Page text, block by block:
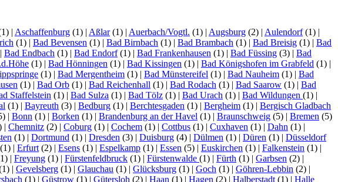
| Aschaffenburg (1) | Aßlar(1) | Auerbach/Vogtl. (1) | Augsburg (2) | Aulendorf(1) |
(1) | Bad Bevensen (1) | Bad Birnbach (1) | Bad Brambach (1) | Bad Breisig (1) | Bad
| Bad Endbach (1) | Bad Endorf(1) | Bad Frankenhausen (1) | Bad Füssing (3) | Bad
(1) | Bad Hönningen (1) | Bad Kissingen (1) | Bad Königshofen im Grabfeld (1) |
(1) | Bad Mergentheim (1) | Bad Münstereifel (1) | Bad Nauheim (1) | Bad
(1) | Bad Orb (1) | Bad Reichenhall (1) | Bad Rodach (1) | Bad Saarow (1) | Bad
Staffelstein (1) | Bad Sulza (1) | Bad Tölz (1) | Bad Urach (1) | Bad Wildungen (1) |
(1) | Bayreuth (3) | Bedburg (1) | Berchtesgaden (1) | Bergheim (1) | Bergisch Gladbach
| Bonn (1) | Borken (1) | Brandenburg an der Havel (1) | Braunschweig (5) | Bremen (5)
| Chemnitz (2) | Coburg (1) | Cochem (1) | Cottbus (1) | Cuxhaven (1) | Dahn (1) |
(1) | Dortmund (1) | Dresden (3) | Duisburg (4) | Dülmen (1) | Düren (1) | Düsseldorf
(1) | Erfurt (2) | Esens (1) | Espelkamp (1) | Essen (5) | Euskirchen (1) | Falkenstein (1) |
| Freyung (1) | Fürstenfeldbruck (1) | Fürstenwalde (1) | Fürth (1) | Garbsen (2) |
| Gevelsberg (1) | Glauchau (1) | Glücksburg (1) | Goch (1) | Göhren-Lebbin (2) |
(1) | Güstrow (1) | Gütersloh (2) | Haan (1) | Hagen (2) | Halberstadt (1) | Halle